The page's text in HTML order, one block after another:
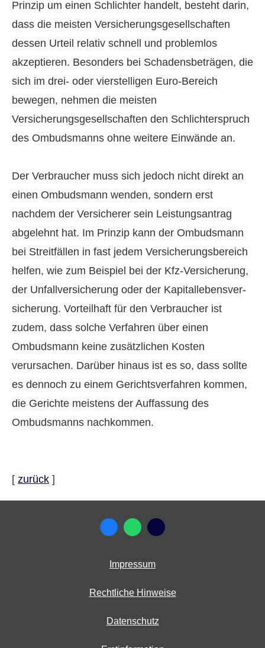
Prinzip um einen Schlichter handelt, besteht darin,
dass die meisten Versicherungsgesellschaften
dessen Urteil relativ schnell und problemlos
akzeptieren. Besonders bei Schadensbeträgen, die
sich im drei- oder vierstelligen Euro-Bereich
bewegen, nehmen die meisten
Versicherungsgesellschaften den Schlichterspruch
des Ombudsmanns ohne weitere Einwände an.
Der Verbraucher muss sich jedoch nicht direkt an
einen Ombudsmann wenden, sondern erst
nachdem der Versicherer sein Leistungsantrag
abgelehnt hat. Im Prinzip kann der Ombudsmann
bei Streitfällen in fast jedem Versicherungsbereich
helfen, wie zum Beispiel bei der Kfz-Versicherung,
der Unfall­ver­si­che­rung oder der Ka­pi­tal­le­bens­ver­
si­che­rung. Vorteilhaft für den Verbraucher ist
zudem, dass solche Verfahren über einen
Ombudsmann keine zusätzlichen Kosten
verursachen. Darüber hinaus ist es so, dass sollte
es dennoch zu einem Gerichtsverfahren kommen,
die Gerichte meistens der Auffassung des
Ombudsmanns nachkommen.
[ zurück ]
Impressum
Rechtliche Hinweise
Datenschutz